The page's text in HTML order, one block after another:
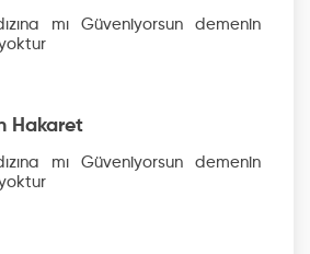
mı Güveniyorsundemenin
Hakaret
mı Güveniyorsundemenin